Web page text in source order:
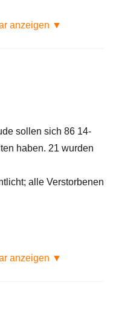
anzeigen ▼
sollen sich 86 14-
haben. 21 wurden
alle Verstorbenen
anzeigen ▼